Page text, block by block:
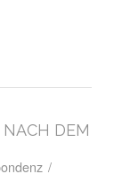
DEM
/